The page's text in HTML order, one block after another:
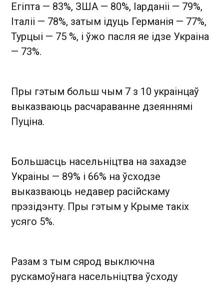
Егіпта — 83%, ЗША — 80%, Іарданіі — 79%,
Італіі — 78%, затым ідуць Германія — 77%,
Турцыі — 75 %, і ўжо пасля яе ідзе Украіна
— 73%.
Пры гэтым больш чым 7 з 10 украінцаў
выказваюць расчараванне дзеяннямі
Пуціна.
Большасць насельніцтва на захадзе
Украіны — 89% і 66% на ўсходзе
выказваюць недавер расійскаму
прэзідэнту. Пры гэтым у Крыме такіх
усяго 5%.
Разам з тым сярод выключна
рускамоўнага насельніцтва ўсходу